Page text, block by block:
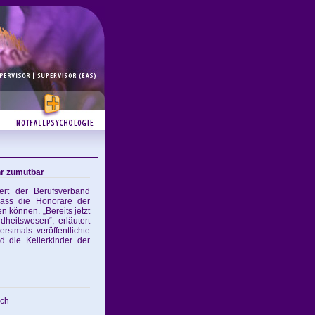
zumutbar
der Berufsverband
die Honorare der
können. „Bereits jetzt
erläutert
veröffentlichte
die Kellerkinder der